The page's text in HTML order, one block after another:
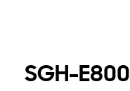
SGH-E800